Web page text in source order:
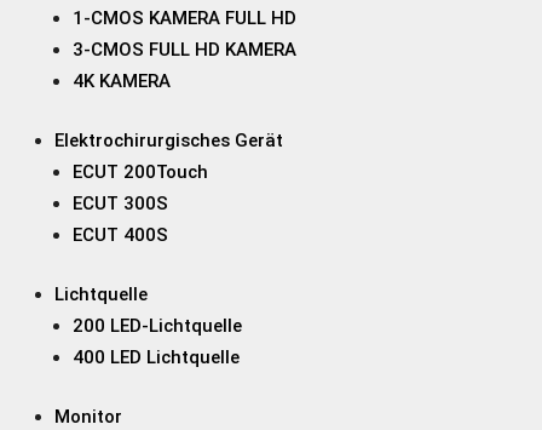
1-CMOS KAMERA FULL HD
3-CMOS FULL HD KAMERA
4K KAMERA
Elektrochirurgisches Gerät
ECUT 200Touch
ECUT 300S
ECUT 400S
Lichtquelle
200 LED-Lichtquelle
400 LED Lichtquelle
Monitor